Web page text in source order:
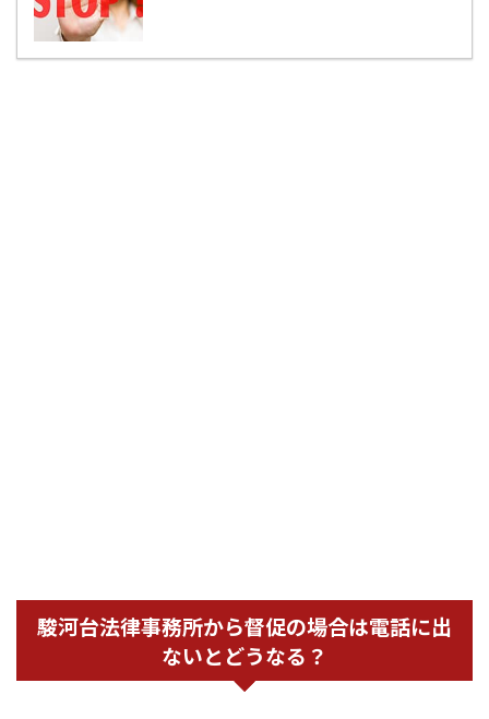
駿河台法律事務所から督促の場合は電話に出
ないとどうなる？